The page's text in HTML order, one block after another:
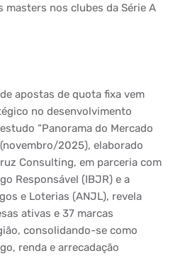
masters nos clubes da Série A
apostas de quota fixa vem
no desenvolvimento
“Panorama do Mercado
2025), elaborado
Consulting, em parceria com
Responsável (IBJR) e a
e Loterias (ANJL), revela
ativas e 37 marcas
consolidando-se como
renda e arrecadação